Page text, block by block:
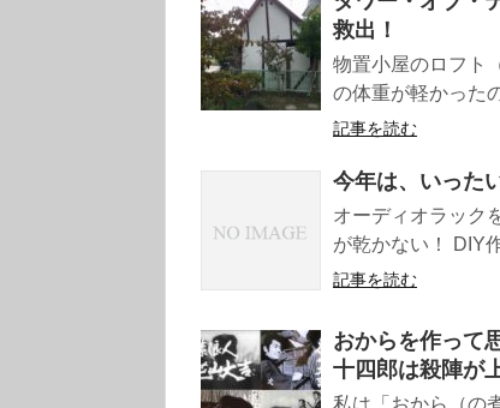
救出！
物置小屋のロフト
の体重が軽かった
記事を読む
今年は、いった
オーディオラック
が乾かない！ DIY
記事を読む
おからを作って
十四郎は殺陣が
私は「おから（の